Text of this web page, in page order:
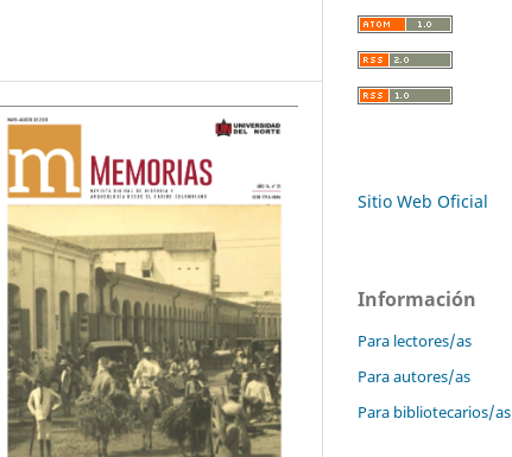
Sitio Web Oficial
Información
Para lectores/as
Para autores/as
Para bibliotecarios/as